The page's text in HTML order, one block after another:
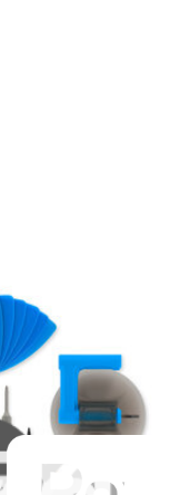
in uno smartphone
1080 x 2400 pixel.